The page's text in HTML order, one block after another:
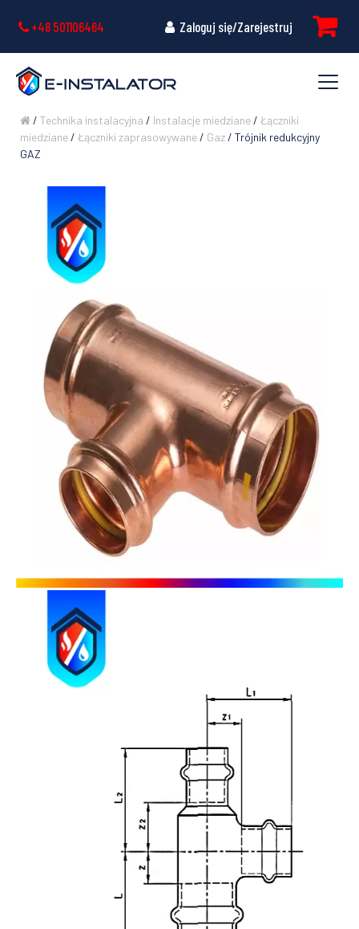
+48 501106464 Zaloguj się/Zarejestruj
/ Technika instalacyjna / Instalacje miedziane/ Łączniki
miedziane/ Łączniki zaprasowywane/ Gaz/ Trójnik redukcyjny
GAZ